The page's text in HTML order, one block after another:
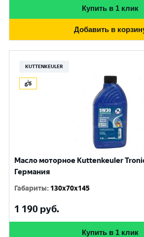
Купить в 1 клик
Добавить в
KUTTENKEULER
Масло моторное Kuttenkeuler
Германия
Габариты: 130x70x145
1 190 руб.
Купить в 1 клик